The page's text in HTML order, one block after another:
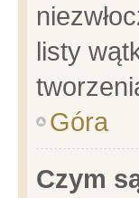
listy
Góra
Czym